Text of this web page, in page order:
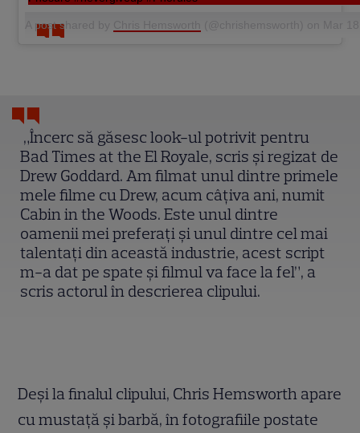
A post shared by Chris Hemsworth (@chrishemsworth) on Mar
„Încerc să găsesc look-ul potrivit pentru
Bad Times at the El Royale, scris și regizat de
Drew Goddard. Am filmat unul dintre primele
mele filme cu Drew, acum câțiva ani, numit
Cabin in the Woods. Este unul dintre
oamenii mei preferați și unul dintre cel mai
talentați din această industrie, acest script
m-a dat pe spate și filmul va face la fel”, a
scris actorul în descrierea clipului.
Deși la finalul clipului, Chris Hemsworth apare
cu mustață și barbă, în fotografiile postate